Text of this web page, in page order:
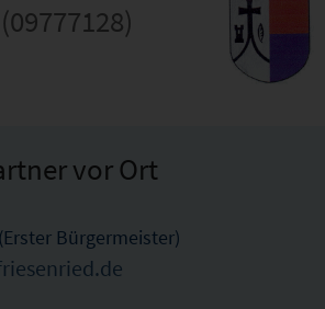
(09777128)
vor Ort
Bürgermeister)